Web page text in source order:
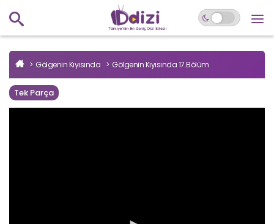
Gölgenin Kıyısında Gölgenin Kıyısında 17.Bölüm
Tek Parça